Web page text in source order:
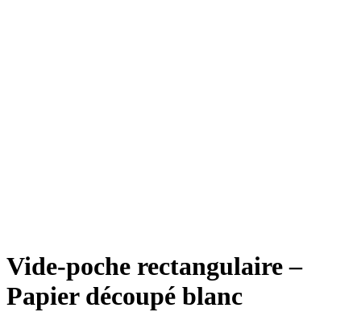
Vide-poche rectangulaire –
Papier découpé blanc